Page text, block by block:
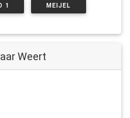
1 MEIJEL
Weert